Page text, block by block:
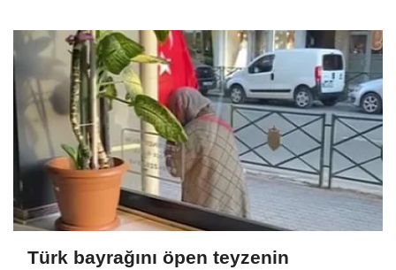
Türk bayrağını öpen teyzenin